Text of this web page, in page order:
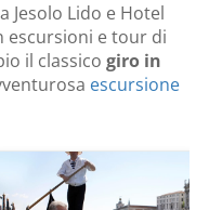
Jesolo Lido e Hotel
escursioni e tour di
il classico giro in
escursione